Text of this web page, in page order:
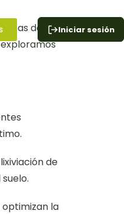
Iniciar sesión
de
de
la